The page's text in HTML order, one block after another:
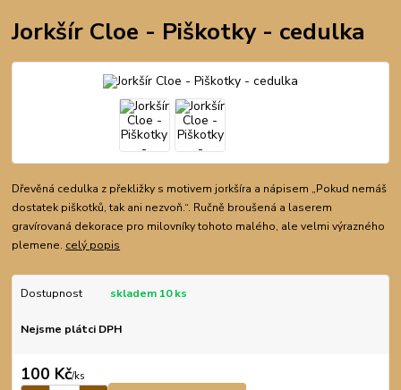
Jorkšír Cloe - Piškotky - cedulka
Dřevěná cedulka z překližky s motivem jorkšíra a nápisem „Pokud nemáš
dostatek piškotků, tak ani nezvoň.“. Ručně broušená a laserem
gravírovaná dekorace pro milovníky tohoto malého, ale velmi výrazného
plemene. celý popis
Dostupnost skladem 10 ks
Nejsme plátci DPH
100 Kč/ks